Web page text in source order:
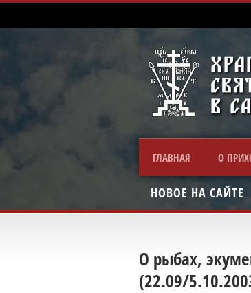
ГЛАВНАЯ О
НОВОЕ НА САЙТЕ
О рыбах,
(22.09/